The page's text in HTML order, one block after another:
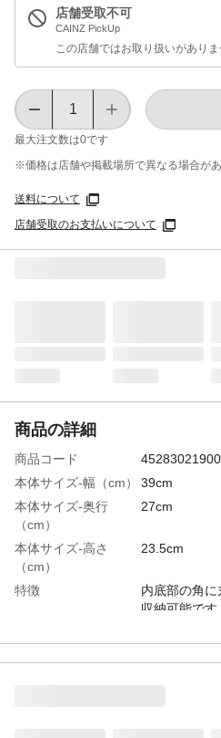
店舗受取不可
CAINZ PickUp
この店舗ではお取り扱いがありま
最大注文数は0です
※価格は​店舗や​掲載場所で​異なる​場合が​あ
送料について
店舗受取のお支払いについて
商品の詳細
商品コード
本体サイズ-幅（cm）
39cm
本体サイズ-奥行
（cm）
27cm
本体サイズ-高さ
（cm）
23.5cm
特徴
内底部の角
収納可能です